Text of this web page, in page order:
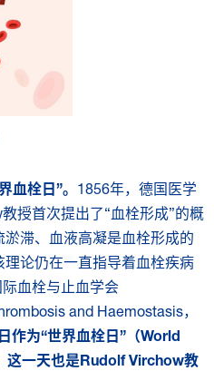
血栓日”。 1856年，德国医学
授首次提出了“血栓形成”的概
滞、血液高凝是血栓形成的
论仍在一直指导着血栓疾病
血栓与止血学会
and Haemostasis，
日作为“世界血栓日” （World
这一天也是Rudolf Virchow教